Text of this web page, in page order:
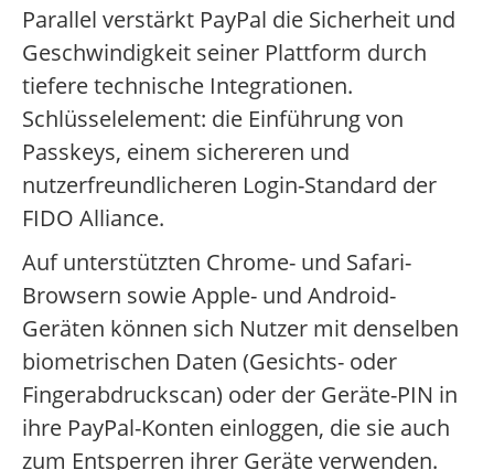
Parallel verstärkt PayPal die Sicherheit und
Geschwindigkeit seiner Plattform durch
tiefere technische Integrationen.
Schlüsselelement: die Einführung von
Passkeys, einem sichereren und
nutzerfreundlicheren Login-Standard der
FIDO Alliance.
Auf unterstützten Chrome- und Safari-
Browsern sowie Apple- und Android-
Geräten können sich Nutzer mit denselben
biometrischen Daten (Gesichts- oder
Fingerabdruckscan) oder der Geräte-PIN in
ihre PayPal-Konten einloggen, die sie auch
zum Entsperren ihrer Geräte verwenden.